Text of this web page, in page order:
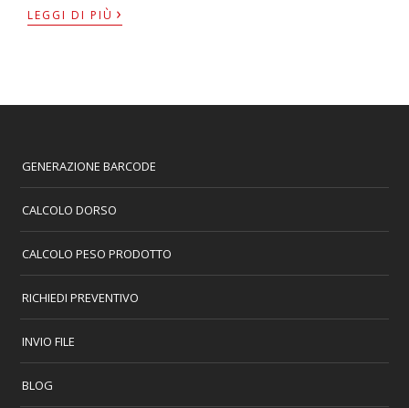
LEGGI DI PIÙ ›
GENERAZIONE BARCODE
CALCOLO DORSO
CALCOLO PESO PRODOTTO
RICHIEDI PREVENTIVO
INVIO FILE
BLOG